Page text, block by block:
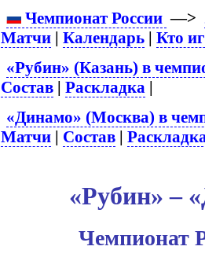
Чемпионат России —>
Матчи |Календарь |Кто
«Рубин» (Казань) в
Состав |Раскладка |
«Динамо» (Москва) в
Матчи | Состав |
«Рубин» –
Чемпионат